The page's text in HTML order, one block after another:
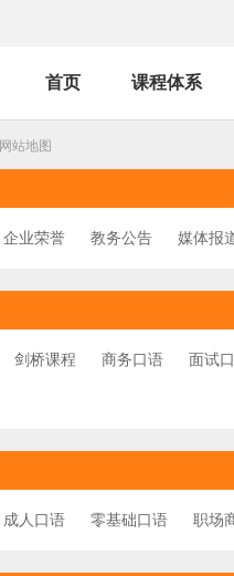
首页 课程体系
网站地图
企业荣誉 教务公告 媒体报
剑桥课程 商务口语 面试
成人口语 零基础口语 职场